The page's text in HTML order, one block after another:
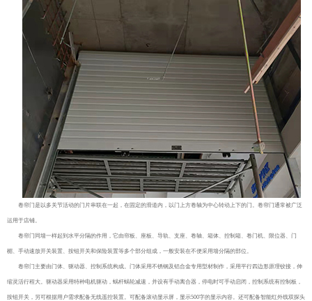
卷帘门是以多关节活动的门片串联在一起，在固定的滑道内，以门上方卷轴为中心转动上下的门。卷帘门通常被广泛
运用于店铺。
卷帘门同墙一样起到水平分隔的作用，它由帘板、座板、导轨、支座、卷轴、箱体、控制箱、卷门机、限位器、门
楣、手动速放开关装置、按钮开关和保险装置等多个部分组成，一般安装在不便采用墙分隔的部位。
卷帘门主要由门体、驱动器、控制系统构成。门体采用不锈钢及铝合金专用型材制作，采用平行四边形原理铰接，伸
缩灵活行程大。驱动器采用特种电机驱动，蜗杆蜗轮减速，并设有手动离合器，停电时可手动启闭，控制系统有控制板，
按钮开关，另可根据用户需求配备无线遥控装置。可配备滚动显示屏，显示500字的显示内容。还可配备智能红外线双探头